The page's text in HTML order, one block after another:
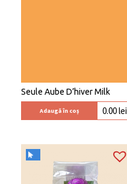
Seule Aube D’hiver Milk
Adaugă în coș 0.00lei